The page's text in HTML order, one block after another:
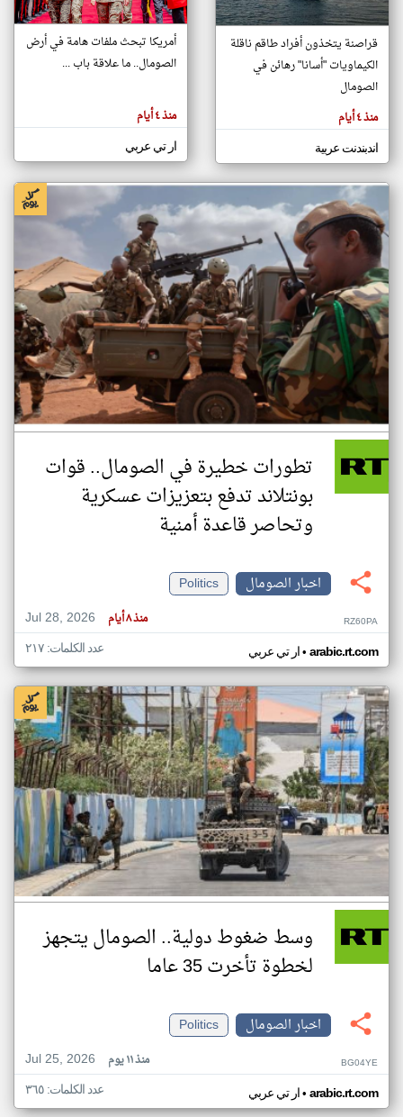
تغيير الدولة
اخبار الصومال على مدار الساعة
أهم اخبار الصومال العاجلة والمباشرة
المقالات
هنا عن
وجهة
كاتبيها.
قراصنة يتخذون أفراد طاقم ناقلة
الكيماويات "أسانا" رهائن في
الصومال
منذ ٤ أيام
اندبندنت عربية
أمريكا تبحث ملفات هامة في أرض
الصومال.. ما علاقة باب ...
منذ ٤ أيام
ار تي عربي
تطورات خطيرة في الصومال.. قوات
بونتلاند تدفع بتعزيزات عسكرية
وتحاصر قاعدة أمنية
اخبار الصومال
Politics
Jul 28, 2026
منذ ٨ أيام RZ60PA
ار تي عربي• arabic.rt.com عدد الكلمات: ٢١٧
وسط ضغوط دولية.. الصومال يتجهز
لخطوة تأخرت 35 عاما
اخبار الصومال
Politics
Jul 25, 2026
منذ ١١ يوم BG04YE
ار تي عربي• arabic.rt.com عدد الكلمات: ٣٦٥
klyoum.com